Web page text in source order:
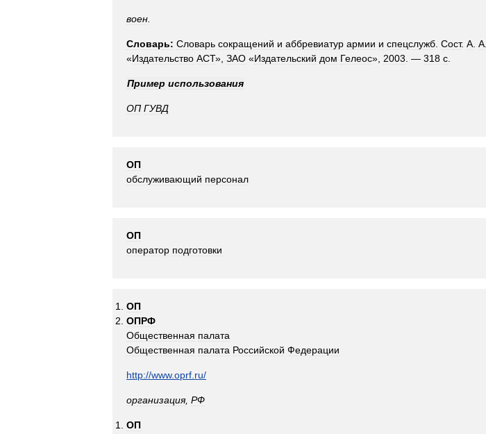
воен
Словарь: Словарь сокращений и аббревиатур армии и спецслужб Сост. А А
«Издательство АСТ», ЗАО «Издательский дом Гелеос», 2003 . — 318 с
Пример использования
ОП ГУВД
ОП
обслуживающий персонал
ОП
оператор подготовки
ОП
ОПРФ
Общественная палата
Общественная палата Российской Федерации
http://www.oprf ru/
организация, РФ
ОП